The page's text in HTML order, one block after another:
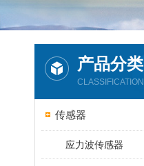
产品分类
CLASSIFICATION
传感器
应力波传感器